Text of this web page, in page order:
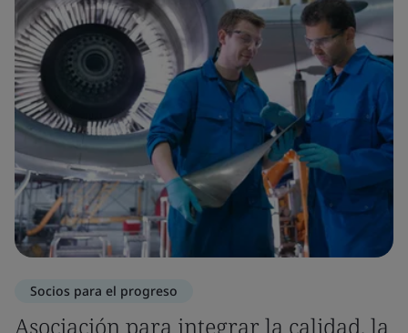
Socios para el progreso
Asociación para integrar la calidad, la